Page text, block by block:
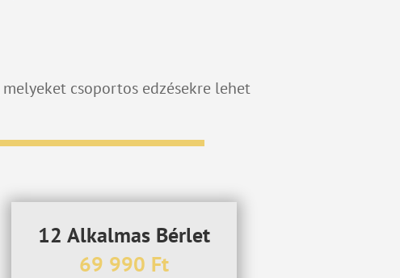
csoportos edzésekre lehet
12 Alkalmas Bérlet
69 990 Ft